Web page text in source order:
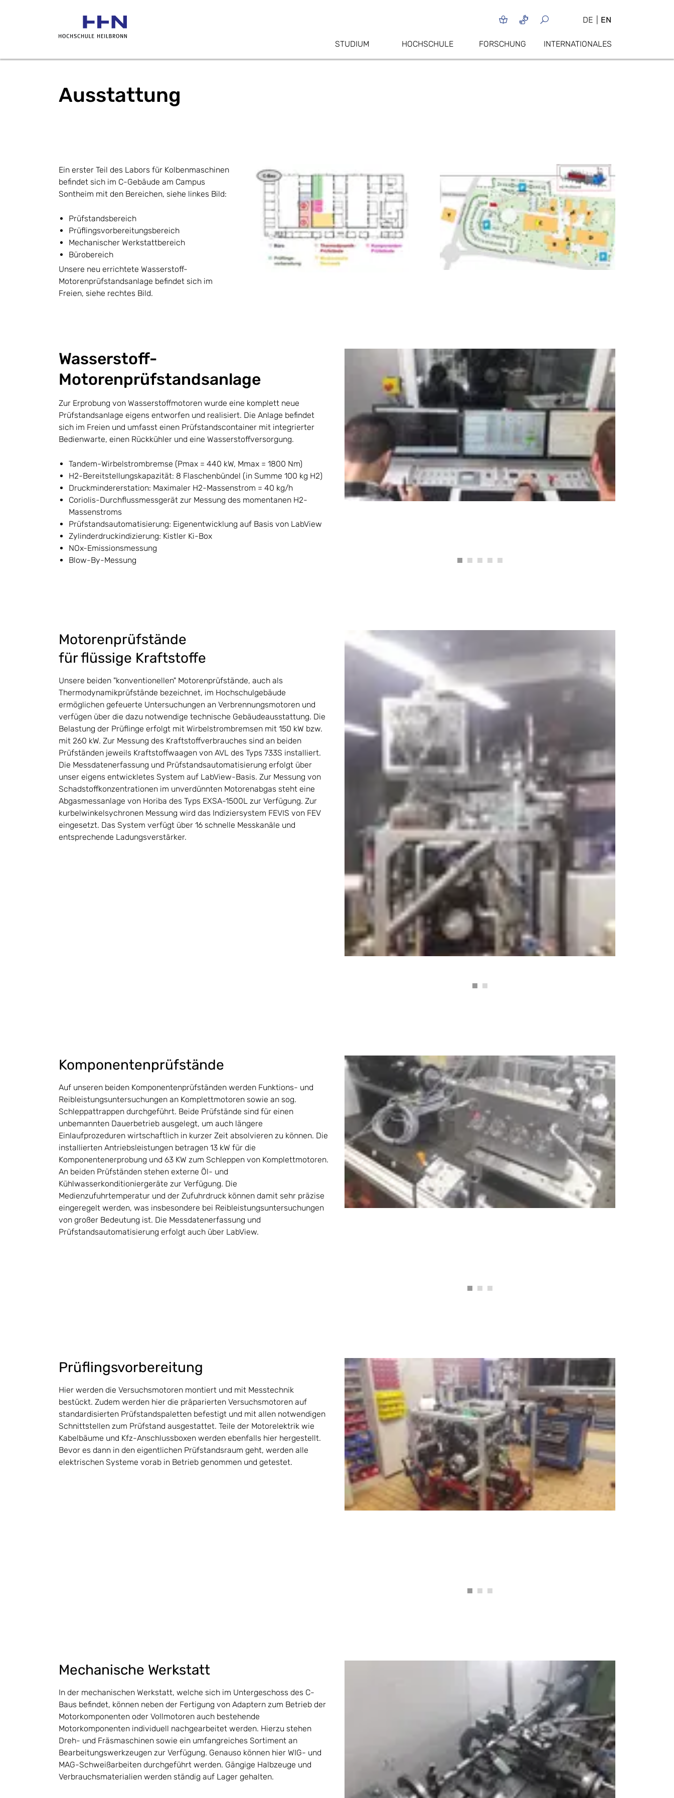
DE EN
STUDIUM HOCHSCHULE FORSCHUNG INTERNATIONALES
Ausstattung
Ein erster Teil des Labors für Kolbenmaschinen
befindet sich im C-Gebäude am Campus
Sontheim mit den Bereichen, siehe linkes Bild:
Prüfstandsbereich
Prüflingsvorbereitungsbereich
Mechanischer Werkstattbereich
Bürobereich
Unsere neu errichtete Wasserstoff-
Motorenprüfstandsanlage befindet sich im
Freien, siehe rechtes Bild.
Wasserstoff-
Motorenprüfstandsanlage
Zur Erprobung von Wasserstoffmotoren wurde eine komplett neue
Prüfstandsanlage eigens entworfen und realisiert. Die Anlage befindet
sich im Freien und umfasst einen Prüfstandscontainer mit integrierter
Bedienwarte, einen Rückkühler und eine Wasserstoffversorgung.
Tandem-Wirbelstrombremse (Pmax = 440 kW, Mmax = 1800 Nm)
H2-Bereitstellungskapazität: 8 Flaschenbündel (in Summe 100 kg H2)
Druckmindererstation: Maximaler H2-Massenstrom = 40 kg/h
Coriolis-Durchflussmessgerät zur Messung des momentanen H2-
Massenstroms
Prüfstandsautomatisierung: Eigenentwicklung auf Basis von LabView
Zylinderdruckindizierung: Kistler Ki-Box
NOx-Emissionsmessung
Blow-By-Messung
Motorenprüfstände
für flüssige Kraftstoffe
Unsere beiden "konventionellen" Motorenprüfstände, auch als
Thermodynamikprüfstände bezeichnet, im Hochschulgebäude
ermöglichen gefeuerte Untersuchungen an Verbrennungsmotoren und
verfügen über die dazu notwendige technische Gebäudeausstattung. Die
Belastung der Prüflinge erfolgt mit Wirbelstrombremsen mit 150 kW bzw.
mit 260 kW. Zur Messung des Kraftstoffverbrauches sind an beiden
Prüfständen jeweils Kraftstoffwaagen von AVL des Typs 733S installiert.
Die Messdatenerfassung und Prüfstandsautomatisierung erfolgt über
unser eigens entwickletes System auf LabView-Basis. Zur Messung von
Schadstoffkonzentrationen im unverdünnten Motorenabgas steht eine
Abgasmessanlage von Horiba des Typs EXSA-1500L zur Verfügung. Zur
kurbelwinkelsychronen Messung wird das Indiziersystem FEVIS von FEV
eingesetzt. Das System verfügt über 16 schnelle Messkanäle und
entsprechende Ladungsverstärker.
Komponentenprüfstände
Auf unseren beiden Komponentenprüfständen werden Funktions- und
Reibleistungsuntersuchungen an Komplettmotoren sowie an sog.
Schleppattrappen durchgeführt. Beide Prüfstände sind für einen
unbemannten Dauerbetrieb ausgelegt, um auch längere
Einlaufprozeduren wirtschaftlich in kurzer Zeit absolvieren zu können. Die
installierten Antriebsleistungen betragen 13 kW für die
Komponentenerprobung und 63 KW zum Schleppen von Komplettmotoren.
An beiden Prüfständen stehen externe Öl- und
Kühlwasserkonditioniergeräte zur Verfügung. Die
Medienzufuhrtemperatur und der Zufuhrdruck können damit sehr präzise
eingeregelt werden, was insbesondere bei Reibleistungsuntersuchungen
von großer Bedeutung ist. Die Messdatenerfassung und
Prüfstandsautomatisierung erfolgt auch über LabView.
Prüflingsvorbereitung
Hier werden die Versuchsmotoren montiert und mit Messtechnik
bestückt. Zudem werden hier die präparierten Versuchsmotoren auf
standardisierten Prüfstandspaletten befestigt und mit allen notwendigen
Schnittstellen zum Prüfstand ausgestattet. Teile der Motorelektrik wie
Kabelbäume und Kfz-Anschlussboxen werden ebenfalls hier hergestellt.
Bevor es dann in den eigentlichen Prüfstandsraum geht, werden alle
elektrischen Systeme vorab in Betrieb genommen und getestet.
Mechanische Werkstatt
In der mechanischen Werkstatt, welche sich im Untergeschoss des C-
Baus befindet, können neben der Fertigung von Adaptern zum Betrieb der
Motorkomponenten oder Vollmotoren auch bestehende
Motorkomponenten individuell nachgearbeitet werden. Hierzu stehen
Dreh- und Fräsmaschinen sowie ein umfangreiches Sortiment an
Bearbeitungswerkzeugen zur Verfügung. Genauso können hier WIG- und
MAG-Schweißarbeiten durchgeführt werden. Gängige Halbzeuge und
Verbrauchsmaterialien werden ständig auf Lager gehalten.